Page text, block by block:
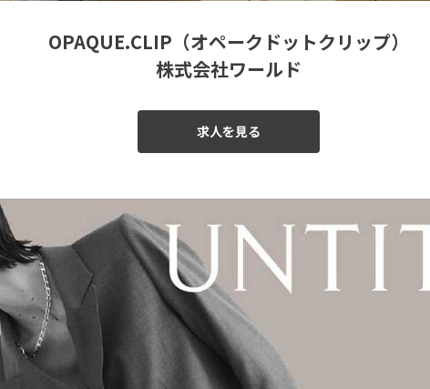
OPAQUE.CLIP（オペークドットクリップ）
株式会社ワールド
求人を見る